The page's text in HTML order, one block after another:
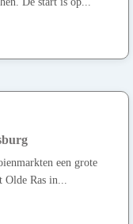
een grote
Ras in...